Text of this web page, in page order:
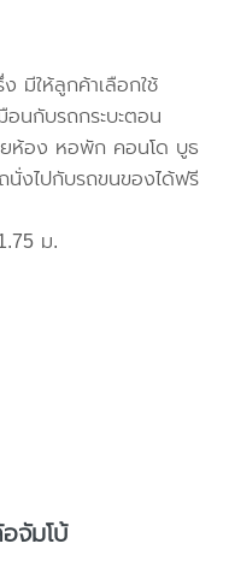
มีให้ลูกค้าเลือกใช้
นกับรถกระบะตอน
ยห้อง หอพัก คอนโด บูธ
นั่งไปกับรถขนของได้ฟรี
ม.
จัมโบ้